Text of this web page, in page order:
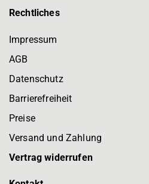
Rechtliches
Impressum
AGB
Datenschutz
Barrierefreiheit
Preise
Versand und Zahlung
Vertrag widerrufen